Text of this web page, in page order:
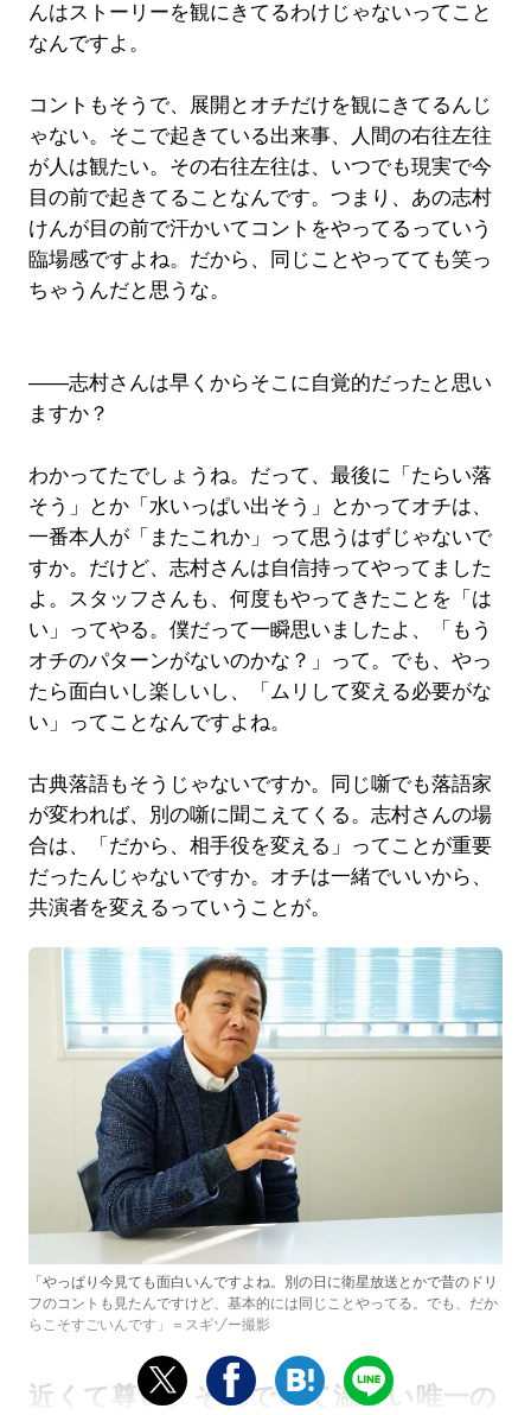
んはストーリーを観にきてるわけじゃないってこと
なんですよ。
コントもそうで、展開とオチだけを観にきてるんじ
ゃない。そこで起きている出来事、人間の右往左往
が人は観たい。その右往左往は、いつでも現実で今
目の前で起きてることなんです。つまり、あの志村
けんが目の前で汗かいてコントをやってるっていう
臨場感ですよね。だから、同じことやってても笑っ
ちゃうんだと思うな。
――志村さんは早くからそこに自覚的だったと思い
ますか？
わかってたでしょうね。だって、最後に「たらい落
そう」とか「水いっぱい出そう」とかってオチは、
一番本人が「またこれか」って思うはずじゃないで
すか。だけど、志村さんは自信持ってやってました
よ。スタッフさんも、何度もやってきたことを「は
い」ってやる。僕だって一瞬思いましたよ、「もう
オチのパターンがないのかな？」って。でも、やっ
たら面白いし楽しいし、「ムリして変える必要がな
い」ってことなんですよね。
古典落語もそうじゃないですか。同じ噺でも落語家
が変われば、別の噺に聞こえてくる。志村さんの場
合は、「だから、相手役を変える」ってことが重要
だったんじゃないですか。オチは一緒でいいから、
共演者を変えるっていうことが。
「やっぱり今見ても面白いんですよね。別の日に衛星放送とかで昔のドリ
フのコントも見たんですけど、基本的には同じことやってる。でも、だか
らこそすごいんです」＝スギゾー撮影
近くて尊い。それでいて温かい唯一の